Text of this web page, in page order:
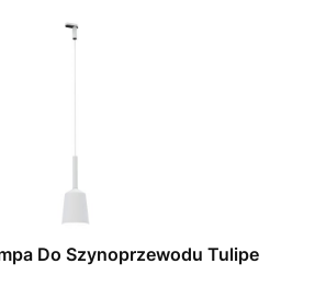
Do Szynoprzewodu Tulipe